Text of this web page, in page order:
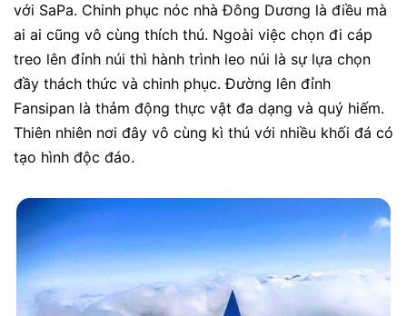
với SaPa. Chinh phục nóc nhà Đông Dương là điều mà
ai ai cũng vô cùng thích thú. Ngoài việc chọn đi cáp
treo lên đỉnh núi thì hành trình leo núi là sự lựa chọn
đầy thách thức và chinh phục. Đường lên đỉnh
Fansipan là thảm động thực vật đa dạng và quý hiếm.
Thiên nhiên nơi đây vô cùng kì thú với nhiều khối đá có
tạo hình độc đáo.